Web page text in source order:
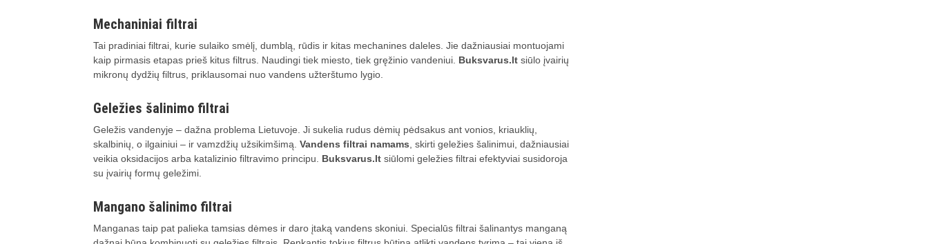
Mechaniniai filtrai
Tai pradiniai filtrai, kurie sulaiko smėlį, dumblą, rūdis ir kitas mechanines daleles. Jie dažniausiai montuojami
kaip pirmasis etapas prieš kitus filtrus. Naudingi tiek miesto, tiek gręžinio vandeniui. Buksvarus.lt siūlo įvairių
mikronų dydžių filtrus, priklausomai nuo vandens užterštumo lygio.
Geležies šalinimo filtrai
Geležis vandenyje – dažna problema Lietuvoje. Ji sukelia rudus dėmių pėdsakus ant vonios, kriauklių,
skalbinių, o ilgainiui – ir vamzdžių užsikimšimą. Vandens filtrai namams , skirti geležies šalinimui, dažniausiai
veikia oksidacijos arba katalizinio filtravimo principu. Buksvarus.lt siūlomi geležies filtrai efektyviai susidoroja
su įvairių formų geležimi.
Mangano šalinimo filtrai
Manganas taip pat palieka tamsias dėmes ir daro įtaką vandens skoniui. Specialūs filtrai šalinantys manganą